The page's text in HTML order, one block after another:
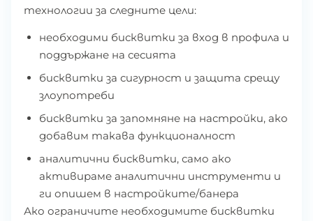
технологии за следните цели:
необходими бисквитки за вход в профила и
поддържане на сесията
бисквитки за сигурност и защита срещу
злоупотреби
бисквитки за запомняне на настройки, ако
добавим такава функционалност
аналитични бисквитки, само ако
активираме аналитични инструменти и
ги опишем в настройките/банера
Ако ограничите необходимите бисквитки